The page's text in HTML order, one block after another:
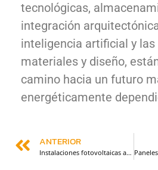
tecnológicas,
integración
inteligencia artificial y las
materiales y diseño,
camino hacia un futuro
energéticamente
ANTERIOR
Instalaciones fotovoltaicas aisladas: características, usos y dimensionamiento.